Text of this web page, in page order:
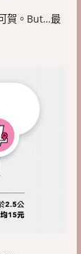
賀。But…最